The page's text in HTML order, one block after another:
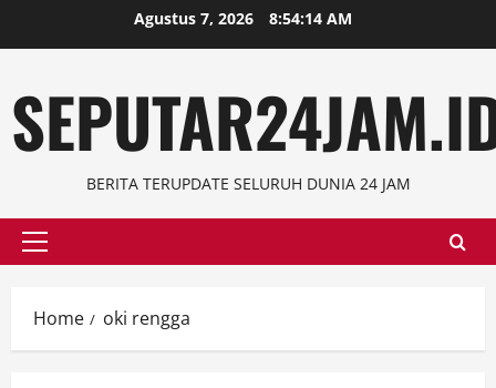
to
Agustus 7, 2026 8:54:15 AM
BERITA TERUPDATE SELURUH DUNIA 24 JAM
Primary
Home oki rengga